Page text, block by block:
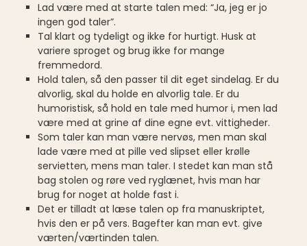
Lad være med at starte talen med: “Ja, jeg er jo
ingen god taler”.
Tal klart og tydeligt og ikke for hurtigt. Husk at
variere sproget og brug ikke for mange
fremmedord.
Hold talen, så den passer til dit eget sindelag. Er du
alvorlig, skal du holde en alvorlig tale. Er du
humoristisk, så hold en tale med humor i, men lad
være med at grine af dine egne evt. vittigheder.
Som taler kan man være nervøs, men man skal
lade være med at pille ved slipset eller krølle
servietten, mens man taler. I stedet kan man stå
bag stolen og røre ved ryglænet, hvis man har
brug for noget at holde fast i.
Det er tilladt at læse talen op fra manuskriptet,
hvis den er på vers. Bagefter kan man evt. give
værten/værtinden talen.